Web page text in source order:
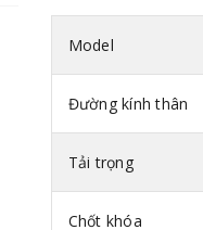
Model
Đường kính thân
Tải trọng
Chốt khóa